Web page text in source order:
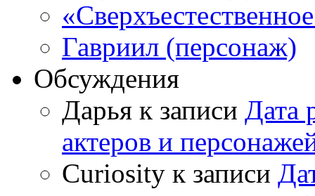
Гавриил (персонаж)
Обсуждения
Дарья к записи Дата
актеров и
Curiosity к записи